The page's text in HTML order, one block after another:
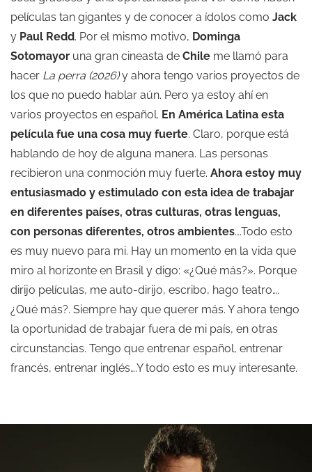
películas tan gigantes y de conocer a ídolos como Jack
y Paul Redd. Por el mismo motivo, Dominga
Sotomayor una gran cineasta de Chile me llamó para
hacer La perra (2026)y ahora tengo varios proyectos de
los que no puedo hablar aún. Pero ya estoy ahí en
varios proyectos en español. En América Latina esta
película fue una cosa muy fuerte. Claro, porque está
hablando de hoy de alguna manera. Las personas
recibieron una conmoción muy fuerte. Ahora estoy muy
entusiasmado y estimulado con esta idea de trabajar
en diferentes países, otras culturas, otras lenguas,
con personas diferentes, otros ambientes….Todo esto
es muy nuevo para mi. Hay un momento en la vida que
miro al horizonte en Brasil y digo: «¿Qué más?». Porque
dirijo películas, me auto-dirijo, escribo, hago teatro….
¿Qué más?. Siempre hay que querer más. Y ahora tengo
la oportunidad de trabajar fuera de mi país, en otras
circunstancias. Tengo que entrenar español, entrenar
francés, entrenar inglés….Y todo esto es muy interesante.